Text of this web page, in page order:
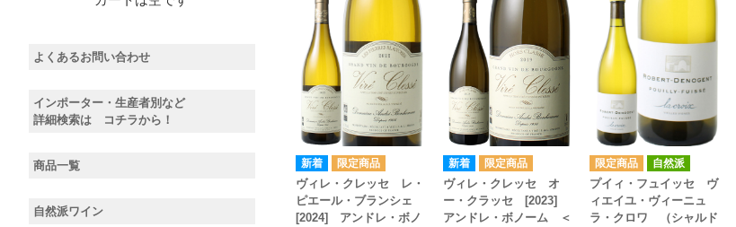
ヴィレ・クレッセ レ・
ピエール・ブランシェ
[2024] アンドレ・ボノ
ヴィレ・クレッセ オ
ー・クラッセ [2023]
アンドレ・ボノーム ＜
自然派
プイィ・フュイッセ ヴ
ィエイユ・ヴィーニュ
ラ・クロワ （シャルド
よくあるお問い合わせ
インポーター・生産者別など
詳細検索は コチラから！
商品一覧
自然派ワイン